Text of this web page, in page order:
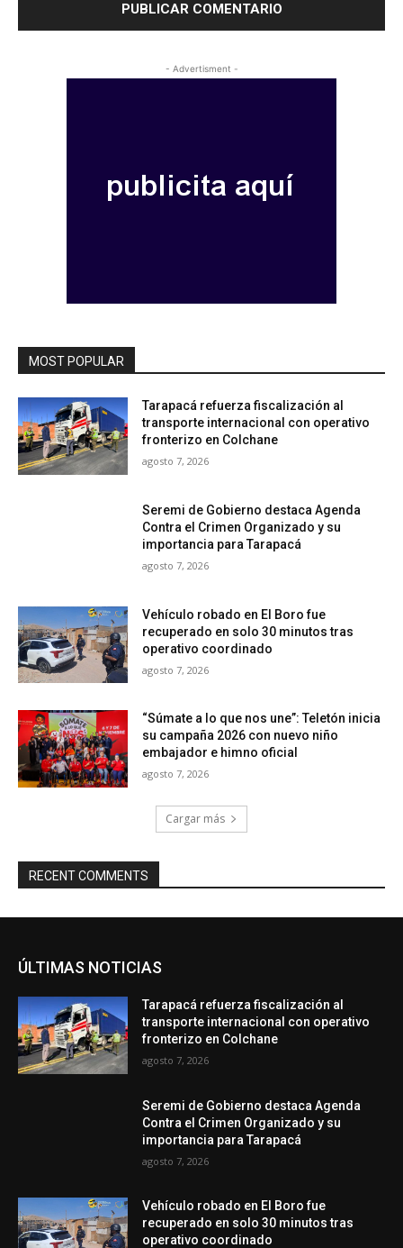
- Advertisment -
MOST POPULAR
Tarapacá refuerza fiscalización al
transporte internacional con operativo
fronterizo en Colchane
agosto 7, 2026
Seremi de Gobierno destaca Agenda
Contra el Crimen Organizado y su
importancia para Tarapacá
agosto 7, 2026
Vehículo robado en El Boro fue
recuperado en solo 30 minutos tras
operativo coordinado
agosto 7, 2026
“Súmate a lo que nos une”: Teletón inicia
su campaña 2026 con nuevo niño
embajador e himno oficial
agosto 7, 2026
Cargar más
RECENT COMMENTS
ÚLTIMAS NOTICIAS
Tarapacá refuerza fiscalización al
transporte internacional con operativo
fronterizo en Colchane
agosto 7, 2026
Seremi de Gobierno destaca Agenda
Contra el Crimen Organizado y su
importancia para Tarapacá
agosto 7, 2026
Vehículo robado en El Boro fue
recuperado en solo 30 minutos tras
operativo coordinado